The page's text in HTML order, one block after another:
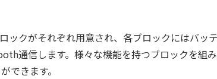
クがそれぞれ用意され、各ブロックにはバッ
通信します。様々な機能を持つブロックを組
できます。